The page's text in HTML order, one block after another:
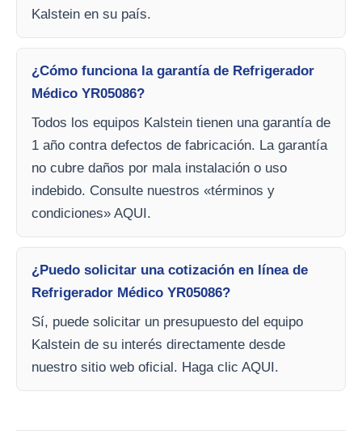
Kalstein en su país.
¿Cómo funciona la garantía de Refrigerador
Médico YR05086?
Todos los equipos Kalstein tienen una garantía de
1 año contra defectos de fabricación. La garantía
no cubre daños por mala instalación o uso
indebido. Consulte nuestros «términos y
condiciones» AQUI.
¿Puedo solicitar una cotización en línea de
Refrigerador Médico YR05086?
Sí, puede solicitar un presupuesto del equipo
Kalstein de su interés directamente desde
nuestro sitio web oficial. Haga clic AQUI.